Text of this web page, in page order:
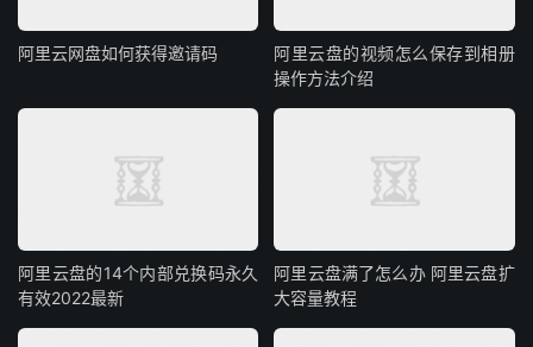
阿里云网盘如何获得邀请码
阿里云盘的视频怎么保存到相册
操作方法介绍
阿里云盘的14个内部兑换码永久
有效2022最新
阿里云盘满了怎么办 阿里云盘扩
大容量教程